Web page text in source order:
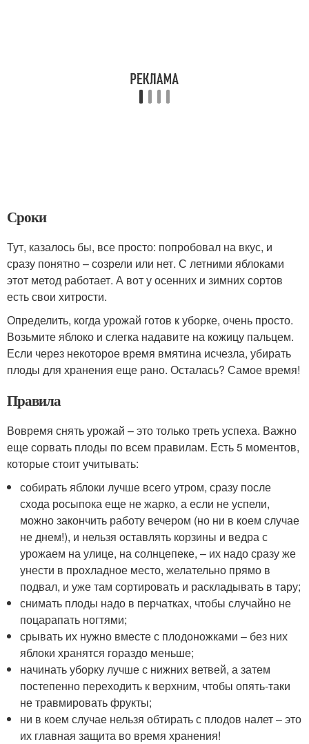
Сроки
Тут, казалось бы, все просто: попробовал на вкус, и
сразу понятно – созрели или нет. С летними яблоками
этот метод работает. А вот у осенних и зимних сортов
есть свои хитрости.
Определить, когда урожай готов к уборке, очень просто.
Возьмите яблоко и слегка надавите на кожицу пальцем.
Если через некоторое время вмятина исчезла, убирать
плоды для хранения еще рано. Осталась? Самое время!
Правила
Вовремя снять урожай – это только треть успеха. Важно
еще сорвать плоды по всем правилам. Есть 5 моментов,
которые стоит учитывать:
собирать яблоки лучше всего утром, сразу после
схода росыпока еще не жарко, а если не успели,
можно закончить работу вечером (но ни в коем случае
не днем!), и нельзя оставлять корзины и ведра с
урожаем на улице, на солнцепеке, – их надо сразу же
унести в прохладное место, желательно прямо в
подвал, и уже там сортировать и раскладывать в тару;
снимать плоды надо в перчатках, чтобы случайно не
поцарапать ногтями;
срывать их нужно вместе с плодоножками – без них
яблоки хранятся гораздо меньше;
начинать уборку лучше с нижних ветвей, а затем
постепенно переходить к верхним, чтобы опять-таки
не травмировать фрукты;
ни в коем случае нельзя обтирать с плодов налет – это
их главная защита во время хранения!